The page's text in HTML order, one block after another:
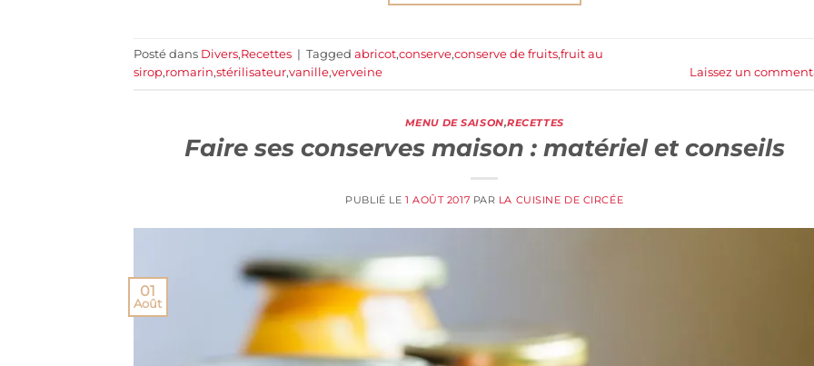
Posté dans Divers,Recettes | Tagged abricot,conserve,conserve de fruits,fruit au
sirop,romarin,stérilisateur,vanille,verveine Laissez un
MENU DE SAISON,RECETTES
Faire ses conserves maison : matériel et conseils
PUBLIÉ LE 1 AOÛT 2017 PAR LA CUISINE DE CIRCÉE
01
Août